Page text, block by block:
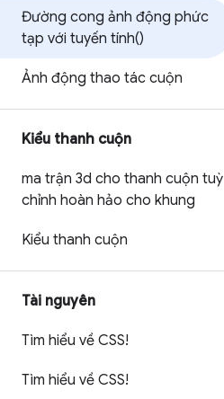
Đường cong ảnh động phức
tạp với tuyến tính()
Ảnh động thao tác cuộn
Kiểu thanh cuộn
ma trận 3d cho thanh cuộn tuỳ
chỉnh hoàn hảo cho khung
Kiểu thanh cuộn
Tài nguyên
Tìm hiểu về CSS!
Tìm hiểu về CSS!